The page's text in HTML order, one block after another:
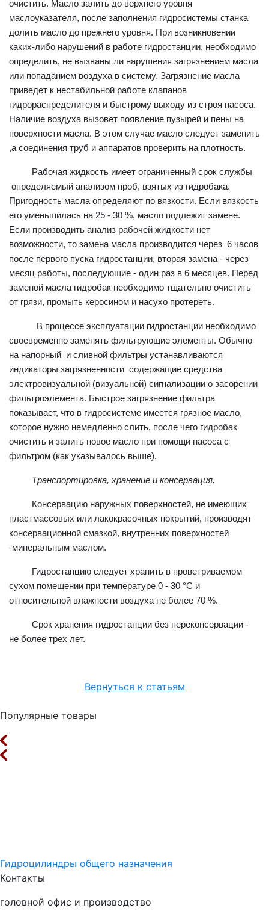
очистить. Масло залить до верхнего уровня
маслоуказателя, после заполнения гидросистемы станка
долить масло до прежнего уровня. При возникновении
каких-либо нарушений в работе гидростанции, необходимо
определить, не вызваны ли нарушения загрязнением масла
или попаданием воздуха в систему. Загрязнение масла
приведет к нестабильной работе клапанов
гидрораспределителя и быстрому выходу из строя насоса.
Наличие воздуха вызовет появление пузырей и пены на
поверхности масла. В этом случае масло следует заменить
,а соединения труб и аппаратов проверить на плотность.
Рабочая жидкость имеет ограниченный срок службы
определяемый анализом проб, взятых из гидробака.
Пригодность масла определяют по вязкости. Если вязкость
его уменьшилась на 25 - 30 %, масло подлежит замене.
Если производить анализ рабочей жидкости нет
возможности, то замена масла производится через 6 часов
после первого пуска гидростанции, вторая замена - через
месяц работы, последующие - один раз в 6 месяцев. Перед
заменой масла гидробак необходимо тщательно очистить
от грязи, промыть керосином и насухо протереть.
В процессе эксплуатации гидростанции необходимо
своевременно заменять фильтрующие элементы. Обычно
на напорный и сливной фильтры устанавливаются
индикаторы загрязненности содержащие средства
электровизуальной (визуальной) сигнализации о засорении
фильтроэлемента. Быстрое загрязнение фильтра
показывает, что в гидросистеме имеется грязное масло,
которое нужно немедленно слить, после чего гидробак
очистить и залить новое масло при помощи насоса с
фильтром (как указывалось выше).
Транспортировка, хранение и консервация.
Консервацию наружных поверхностей, не имеющих
пластмассовых или лакокрасочных покрытий, производят
консервационной смазкой, внутренних поверхностей
-минеральным маслом.
Гидростанцию следует хранить в проветриваемом
сухом помещении при температуре 0 - 30 °С и
относительной влажности воздуха не более 70 %.
Срок хранения гидростанции без переконсервации -
не более трех лет.
Вернуться к статьям
Популярные товары
Гидроцилиндры общего назначения
Контакты
головной офис и производство